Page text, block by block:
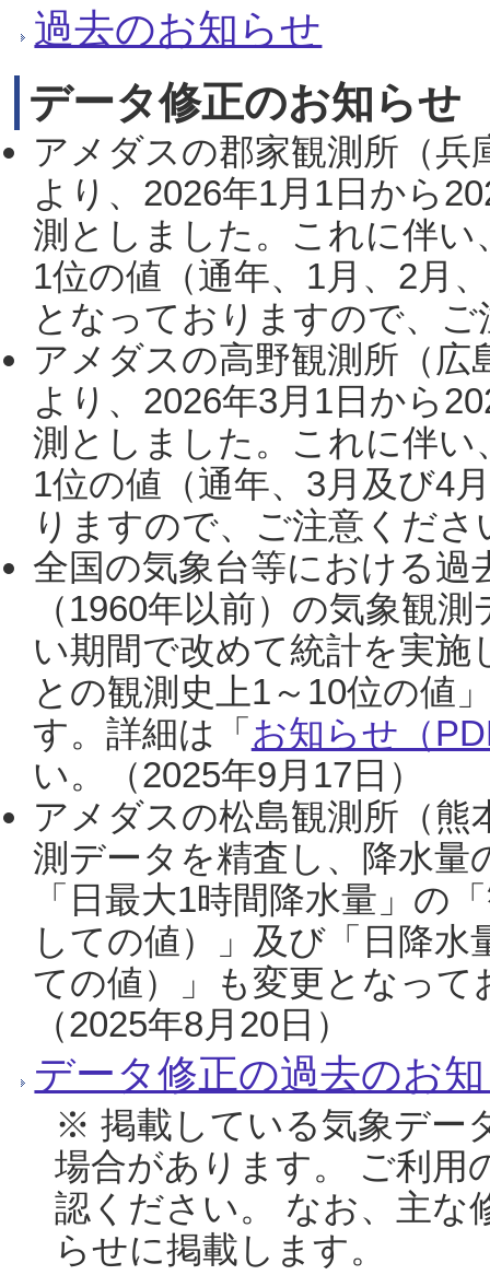
過去のお知らせ
データ修正のお知らせ
アメダスの郡家観測所（
より、2026年1月1日から
測としました。これに伴い
1位の値（通年、1月、2月
となっておりますので、
アメダスの高野観測所（
より、2026年3月1日から
測としました。これに伴い
1位の値（通年、3月及び4
りますので、ご注意くだ
全国の気象台等における過
（1960年以前）の気象観
い期間で改めて統計を実
との観測史上1～10位の値
す。詳細は「 お知らせ（
い。（2025年9月17日）
アメダスの松島観測所（熊
測データを精査し、降水
「日最大1時間降水量」の
しての値）」及び「日降
ての値）」も変更となっ
（2025年8月20日）
データ修正の過去のお
※ 掲載している気象デー
場合があります。 ご利用
認ください。 なお、主な
らせに掲載します。